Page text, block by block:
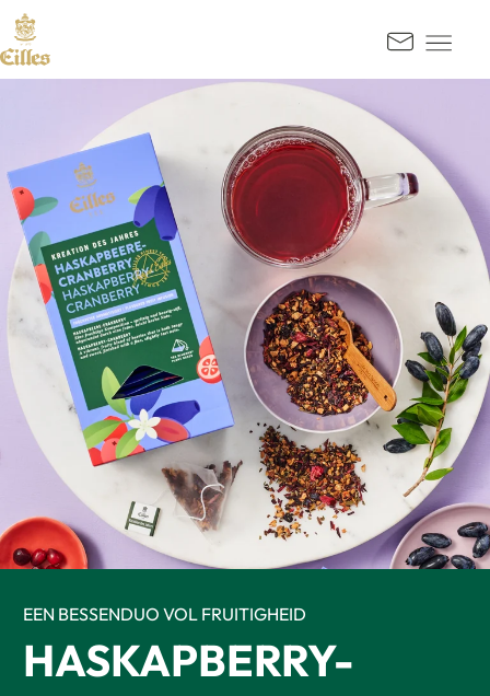
EEN BESSENDUO VOL FRUITIGHEID
HASKAPBERRY-